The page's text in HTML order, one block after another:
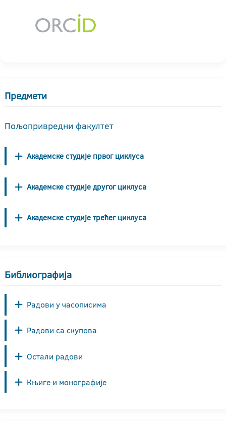
Предмети
Пољопривредни факултет
Академске студије првог циклуса
Академске студије другог циклуса
Академске студије трећег циклуса
Библиографија
Радови у часописима
Радови са скупова
Остали радови
Књиге и монографије